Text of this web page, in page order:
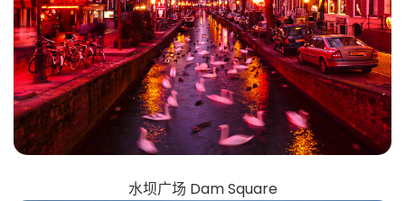
水坝广场 Dam Square